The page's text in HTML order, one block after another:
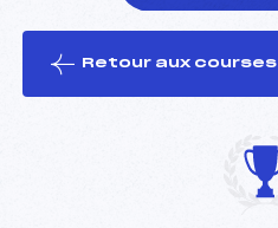
le ski
Retour aux courses